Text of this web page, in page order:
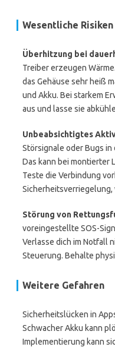
Wesentliche Risiken
Überhitzung bei
Treiber erzeugen
das Gehäuse sehr heiß
und Akku. Bei starkem
aus und lasse sie
Unbeabsichtigtes
Störsignale oder Bugs
Das kann bei montierter
Teste die Verbindung
Sicherheitsverriegelung,
Störung von
voreingestellte SOS-
Verlasse dich im Notfall
Steuerung. Behalte
Weitere Gefahren
Sicherheitslücken in
Schwacher Akku kann
Implementierung kann